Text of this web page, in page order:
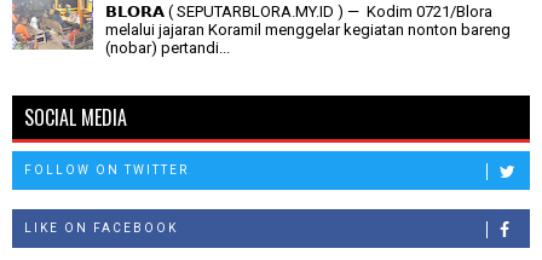
𝗕𝗟𝗢𝗥𝗔 ( SEPUTARBLORA.MY.ID ) — Kodim 0721/Blora
melalui jajaran Koramil menggelar kegiatan nonton bareng
(nobar) pertandi...
SOCIAL MEDIA
FOLLOW ON TWITTER
LIKE ON FACEBOOK